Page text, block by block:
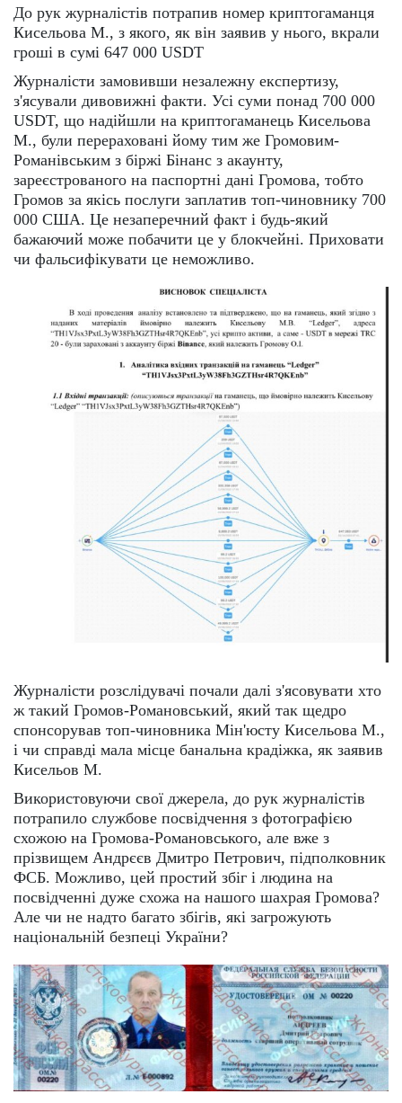
До рук журналістів потрапив номер криптогаманця
Кисельова М., з якого, як він заявив у нього, вкрали
гроші в сумі 647 000 USDT
Журналісти замовивши незалежну експертизу,
з'ясували дивовижні факти. Усі суми понад 700 000
USDT, що надійшли на криптогаманець Кисельова
М., були перераховані йому тим же Громовим-
Романівським з біржі Бінанс з акаунту,
зареєстрованого на паспортні дані Громова, тобто
Громов за якісь послуги заплатив топ-чиновнику 700
000 США. Це незаперечний факт і будь-який
бажаючий може побачити це у блокчейні. Приховати
чи фальсифікувати це неможливо.
Журналісти розслідувачі почали далі з'ясовувати хто
ж такий Громов-Романовський, який так щедро
спонсорував топ-чиновника Мін'юсту Кисельова М.,
і чи справді мала місце банальна крадіжка, як заявив
Кисельов М.
Використовуючи свої джерела, до рук журналістів
потрапило службове посвідчення з фотографією
схожою на Громова-Романовського, але вже з
прізвищем Андрєєв Дмитро Петрович, підполковник
ФСБ. Можливо, цей простий збіг і людина на
посвідченні дуже схожа на нашого шахрая Громова?
Але чи не надто багато збігів, які загрожують
національній безпеці України?